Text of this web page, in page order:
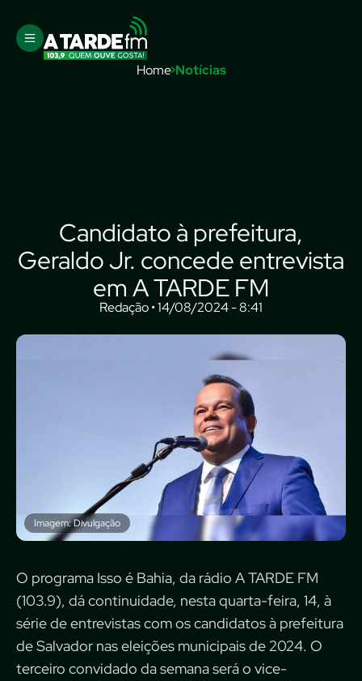
Home Notícias
Candidato à prefeitura,
Geraldo Jr. concede entrevista
em A TARDE FM
Redação • 14/08/2024 - 8:41
Imagem: Divulgação
O programa Isso é Bahia, da rádio A TARDE FM
(103.9), dá continuidade, nesta quarta-feira, 14, à
série de entrevistas com os candidatos à prefeitura
de Salvador nas eleições municipais de 2024. O
terceiro convidado da semana será o vice-